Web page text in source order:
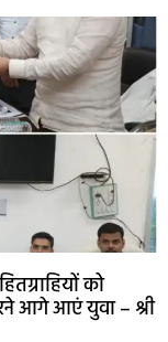
को
आगे आएं युवा – श्री